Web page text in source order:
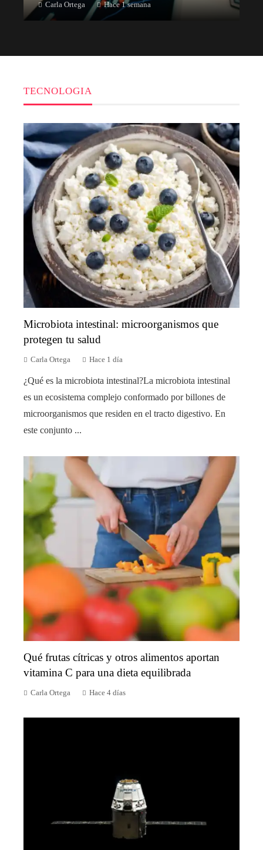
Carla Ortega Hace 1 semana
TECNOLOGIA
Microbiota intestinal: microorganismos que
protegen tu salud
Carla Ortega Hace 1 día
¿Qué es la microbiota intestinal?La microbiota intestinal
es un ecosistema complejo conformado por billones de
microorganismos que residen en el tracto digestivo. En
este conjunto ...
Qué frutas cítricas y otros alimentos aportan
vitamina C para una dieta equilibrada
Carla Ortega Hace 4 días